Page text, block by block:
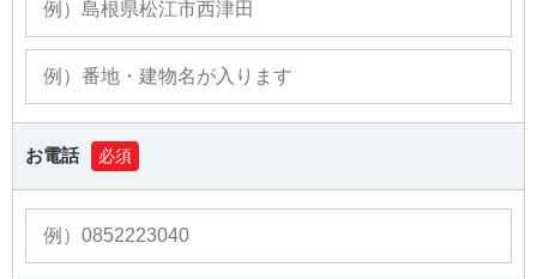
お電話 必須